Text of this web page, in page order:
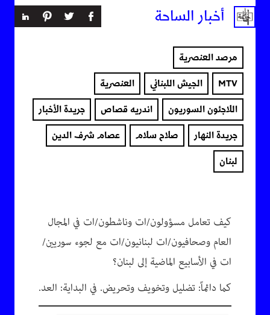
أخبار الساحة
مرصد العنصرية
MTV الجيش اللبناني العنصرية
اللاجئون السوريون اندريه قصاص جريدة الأخبار
جريدة النهار صلاح سلام عصام شرف الدين
لبنان
كيف تعامل مسؤولون/ات وناشطون/ات في المجال
العام وصحافيون/ات لبنانيون/ات مع لجوء سوريين/
ات في الأسابيع الماضية إلى لبنان؟
كما دائماً: تضليل وتخويف وتحريض. في البداية: العد.